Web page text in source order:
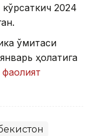
2024
қўмитаси
ҳолатига
фаолият